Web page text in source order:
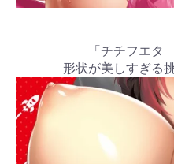
「チチフエ
形状が美しすぎる